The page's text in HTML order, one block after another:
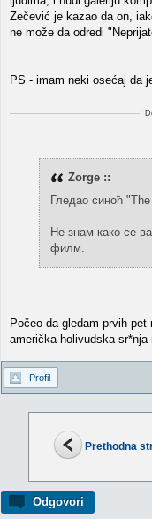
Prethodna
Odgovori
Zečević je kazao da on,
ne može da odredi
PS - imam neki osećaj da
Zorge ::
Гледао синоћ
Не знам како се
филм.
Počeo da gledam prvih
američka holivudska sr*nja
Profil